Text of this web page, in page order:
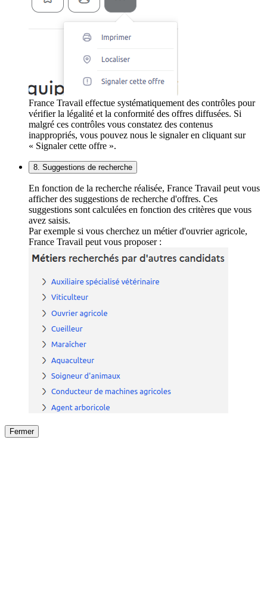
France Travail effectue systématiquement des contrôles pour
vérifier la légalité et la conformité des offres diffusées. Si
malgré ces contrôles vous constatez des contenus
inappropriés, vous pouvez nous le signaler en cliquant sur
« Signaler cette offre ».
8. Suggestions de recherche
En fonction de la recherche réalisée, France Travail peut vous
afficher des suggestions de recherche d'offres. Ces
suggestions sont calculées en fonction des critères que vous
avez saisis.
Par exemple si vous cherchez un métier d'ouvrier agricole,
France Travail peut vous proposer :
Fermer